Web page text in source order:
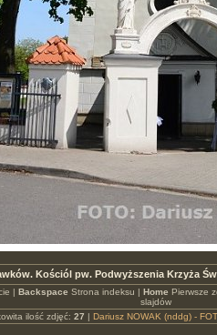
Kościól pw. Podwyższenia Krzyża
| Backspace Strona indeksu | Home Pierwsze
slajdów
ilość zdjęć: 27 | Dariusz NOWAK (nddg) -